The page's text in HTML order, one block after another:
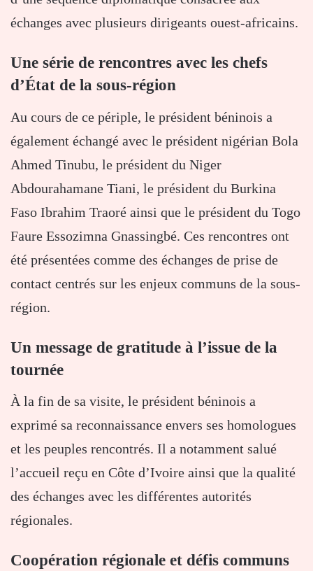
échanges avec plusieurs dirigeants ouest-africains.
Une série de rencontres avec les chefs
d’État de la sous-région
Au cours de ce périple, le président béninois a
également échangé avec le président nigérian Bola
Ahmed Tinubu, le président du Niger
Abdourahamane Tiani, le président du Burkina
Faso Ibrahim Traoré ainsi que le président du Togo
Faure Essozimna Gnassingbé. Ces rencontres ont
été présentées comme des échanges de prise de
contact centrés sur les enjeux communs de la sous-
région.
Un message de gratitude à l’issue de la
tournée
À la fin de sa visite, le président béninois a
exprimé sa reconnaissance envers ses homologues
et les peuples rencontrés. Il a notamment salué
l’accueil reçu en Côte d’Ivoire ainsi que la qualité
des échanges avec les différentes autorités
régionales.
Coopération régionale et défis communs